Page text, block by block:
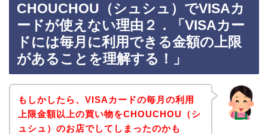
CHOUCHOU（シュシュ）でVISAカ
ードが使えない理由２．「VISAカー
ドには毎月に利用できる金額の上限
があることを理解する！」
もしかしたら、VISAカードの毎月の利用
上限金額以上の買い物をCHOUCHOU（シ
ュシュ）のお店でしてしまったのかも